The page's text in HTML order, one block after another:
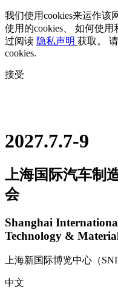
我们使用cookies来运作该
使用的cookies、 如何使
过阅读 隐私声明 获取。
cookies.
接受
2027.7.7-9
上海国际汽车制
会
Shanghai
Technology &
上海新国际博览中心（
中文